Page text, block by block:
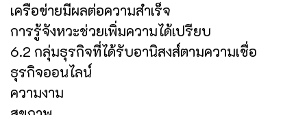
เครือข่ายมีผลต่อความสำเร็จ
การรู้จังหวะช่วยเพิ่มความได้เปรียบ
6.2 กลุ่มธุรกิจที่ได้รับอานิสงส์ตามความเชื่อ
ธุรกิจออนไลน์
ความงาม